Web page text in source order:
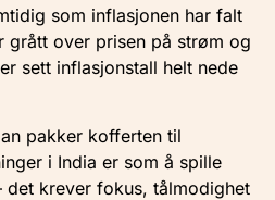
som inflasjonen har falt
grått over prisen på strøm og
sett inflasjonstall helt nede
pakker kofferten til
i India er som å spille
det krever fokus, tålmodighet